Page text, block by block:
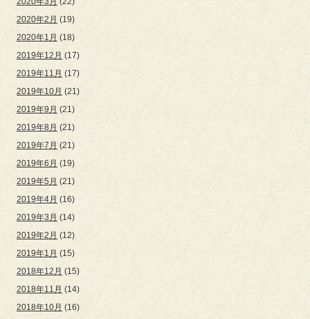
2020年2月 (19)
2020年1月 (18)
2019年12月 (17)
2019年11月 (17)
2019年10月 (21)
2019年9月 (21)
2019年8月 (21)
2019年7月 (21)
2019年6月 (19)
2019年5月 (21)
2019年4月 (16)
2019年3月 (14)
2019年2月 (12)
2019年1月 (15)
2018年12月 (15)
2018年11月 (14)
2018年10月 (16)